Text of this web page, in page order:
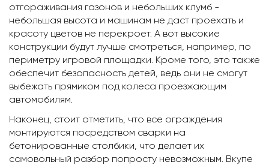
отгораживания газонов и небольших клумб -
небольшая высота и машинам не даст проехать и
красоту цветов не перекроет. А вот высокие
конструкции будут лучше смотреться, например, по
периметру игровой площадки. Кроме того, это также
обеспечит безопасность детей, ведь они не смогут
выбежать прямиком под колеса проезжающим
автомобилям.
Наконец, стоит отметить, что все ограждения
монтируются посредством сварки на
бетонированные столбики, что делает их
самовольный разбор попросту невозможным. Вкупе